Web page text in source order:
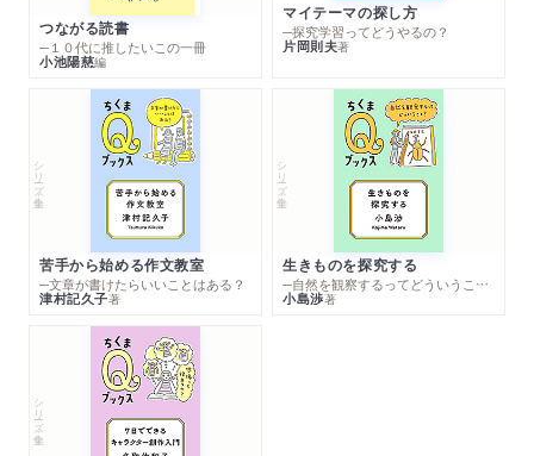
つながる読書
─１０代に推したいこの一冊
小池陽慈編
マイテーマの探し方
─探究学習ってどうやるの？
片岡則夫著
シリーズ・全集
苦手から始める作文教室
─文章が書けたらいいことはある？
津村記久子著
シリーズ・全集
生きものを探究する
─自然を観察するってどういうこと？
小島渉著
シリーズ・全集